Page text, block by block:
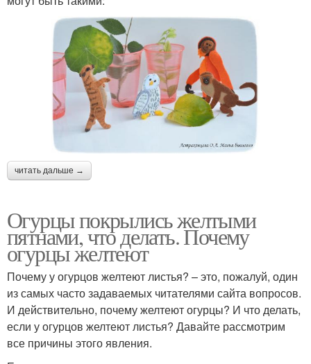
читать дальше →
Огурцы покрылись желтыми
пятнами, что делать. Почему
огурцы желтеют
Почему у огурцов желтеют листья? – это, пожалуй, один
из самых часто задаваемых читателями сайта вопросов.
И действительно, почему желтеют огурцы? И что делать,
если у огурцов желтеют листья? Давайте рассмотрим
все причины этого явления.